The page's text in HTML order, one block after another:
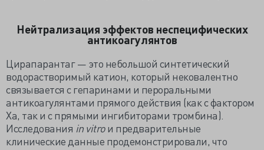
Нейтрализация эффектов неспецифических
антикоагулянтов
Цирапарантаг — это небольшой синтетический
водорастворимый катион, который нековалентно
связывается с гепаринами и пероральными
антикоагулянтами прямого действия (как с фактором
Ха, так и с прямыми ингибиторами тромбина).
Исследования in vitroи предварительные
клинические данные продемонстрировали, что